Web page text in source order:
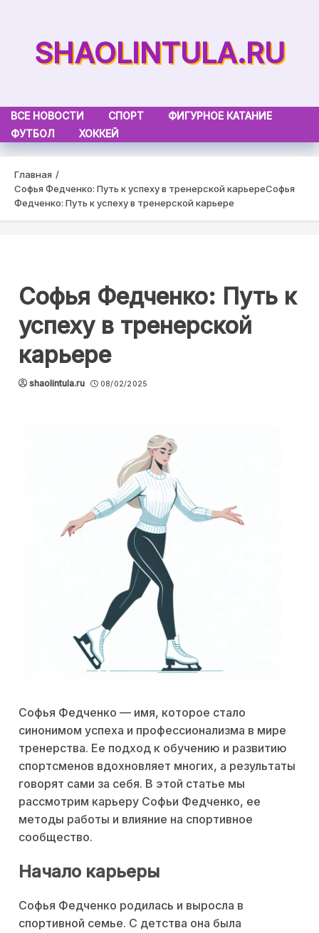
contentSHAOLINTULA.RU
ВСЕ НОВОСТИ СПОРТ
ФИГУРНОЕ КАТАНИЕ
ФУТБОЛ
ХОККЕЙ
Главная
Софья Федченко: Путь к успеху в тренерской карьереСофья
Федченко: Путь к успеху в тренерской карьере
Софья Федченко: Путь к
успеху в тренерской
карьере
shaolintula.ru 08/02/2025
Софья Федченко — имя, которое стало
синонимом успеха и профессионализма в мире
тренерства. Ее подход к обучению и развитию
спортсменов вдохновляет многих, а результаты
говорят сами за себя. В этой статье мы
рассмотрим карьеру Софьи Федченко, ее
методы работы и влияние на спортивное
сообщество.
Начало карьеры
Софья Федченко родилась и выросла в
спортивной семье. С детства она была